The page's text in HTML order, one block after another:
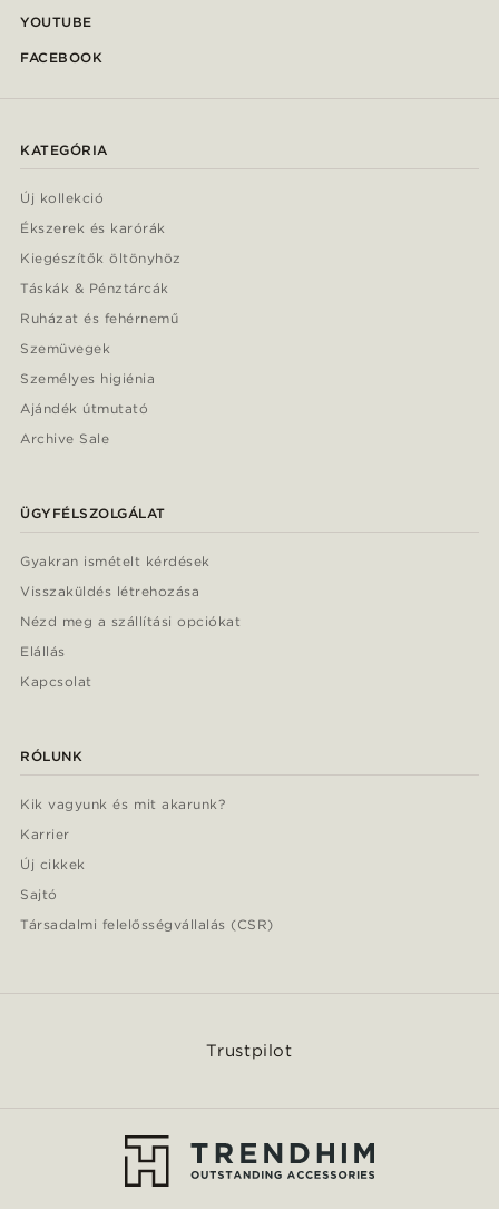
YOUTUBE
FACEBOOK
KATEGÓRIA
Új kollekció
Ékszerek és karórák
Kiegészítők öltönyhöz
Táskák & Pénztárcák
Ruházat és fehérnemű
Szemüvegek
Személyes higiénia
Ajándék útmutató
Archive Sale
ÜGYFÉLSZOLGÁLAT
Gyakran ismételt kérdések
Visszaküldés létrehozása
Nézd meg a szállítási opciókat
Elállás
Kapcsolat
RÓLUNK
Kik vagyunk és mit akarunk?
Karrier
Új cikkek
Sajtó
Társadalmi felelősségvállalás (CSR)
Trustpilot